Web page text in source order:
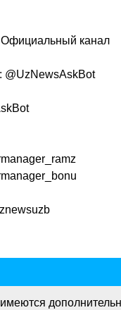
Официальный канал
@UzNewsAskBot